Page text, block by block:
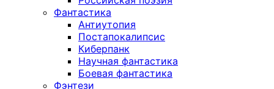
Фантастика
Антиутопия
Постапокалипсис
Киберпанк
Научная фантастика
Боевая фантастика
Фэнтези